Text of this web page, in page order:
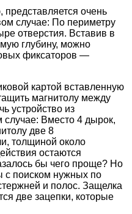
очень
случае: По периметру
отверстия. Вставив в
глубину, можно
фиксаторов —
картой вставленную
магнитолу между
устройство из
случае: Вместо 4 дырок,
две 8
толщиной около
остаются
бы чего проще? Но
с поиском нужных по
и полос. Защелка
две зацепки, которые